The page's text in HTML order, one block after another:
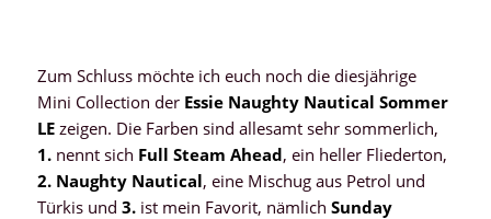
Zum Schluss möchte ich euch noch die diesjährige
Mini Collection derEssie Naughty Nautical Sommer
LEzeigen. Die Farben sind allesamt sehr sommerlich,
1.nennt sich Full Steam Ahead, ein heller Fliederton,
2. Naughty Nautical, eine Mischug aus Petrol und
Türkis und 3.ist mein Favorit, nämlich Sunday